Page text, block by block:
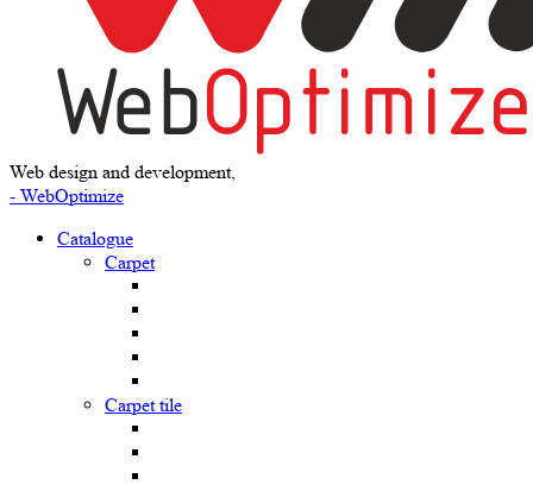
Web design and development,
- WebOptimize
Catalogue
Carpet
Carpet tile